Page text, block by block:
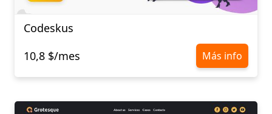
Codeskus
10,8 $/mes
Más info